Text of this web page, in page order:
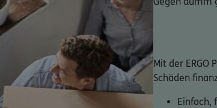
Mit der ERGO
Schäden
Einfach,